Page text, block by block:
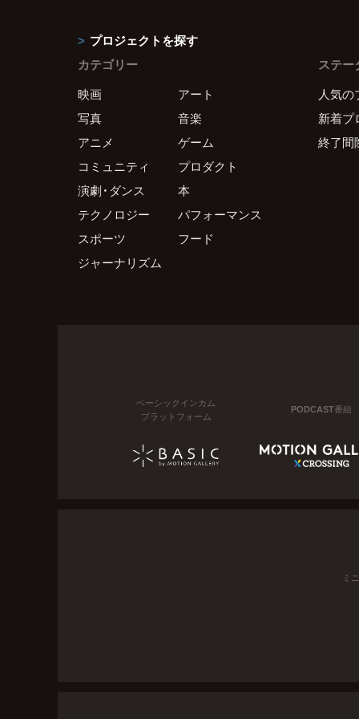
プロジェクトを探す
カテゴリー
映画
アート
写真
音楽
アニメ
ゲーム
コミュニティ
プロダクト
演劇・ダンス
本
テクノロジー
パフォーマンス
スポーツ
フード
ジャーナリズム
ステー
人気の
新着プ
終了間
ベーシックインカム
プラットフォーム
PODCAST番組
ミ